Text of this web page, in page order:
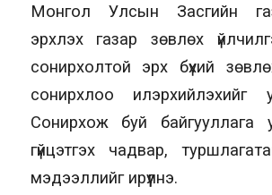
Монгол Улсын Засгийн
эрхлэх газар зөвлөх
сонирхолтой эрх бүхий
сонирхлоо илэрхийлэхийг
Сонирхож буй байгууллага
гүйцэтгэх чадвар,
мэдээллийг ирүүлнэ.